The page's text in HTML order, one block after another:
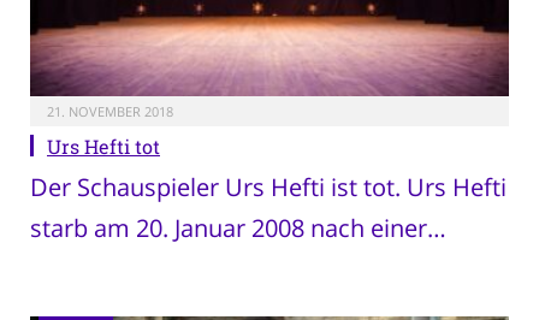
21. NOVEMBER 2018
Urs Hefti tot
Der Schauspieler Urs Hefti ist tot. Urs Hefti
starb am 20. Januar 2008 nach einer…